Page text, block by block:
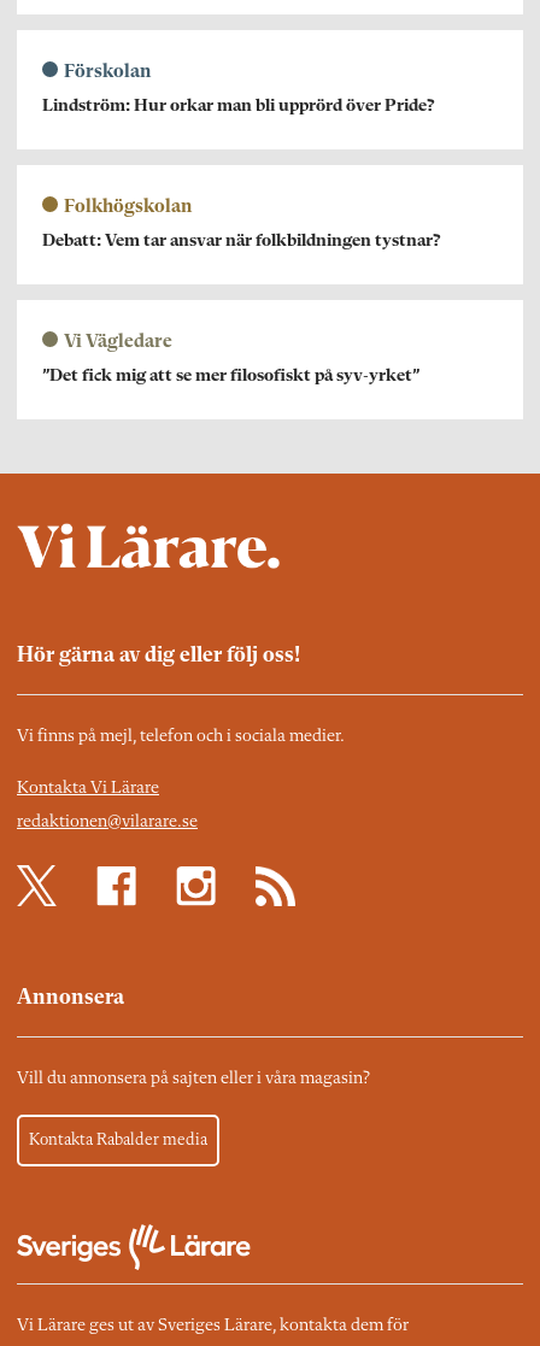
Förskolan
Lindström: Hur orkar man bli upprörd över Pride?
Folkhögskolan
Debatt: Vem tar ansvar när folkbildningen tystnar?
Vi Vägledare
”Det fick mig att se mer filosofiskt på syv-yrket”
Hör gärna av dig eller följ oss!
Vi finns på mejl, telefon och i sociala medier.
Kontakta Vi Lärare
redaktionen@vilarare.se
Annonsera
Vill du annonsera på sajten eller i våra magasin?
Kontakta Rabalder media
Vi Lärare ges ut av Sveriges Lärare, kontakta dem för